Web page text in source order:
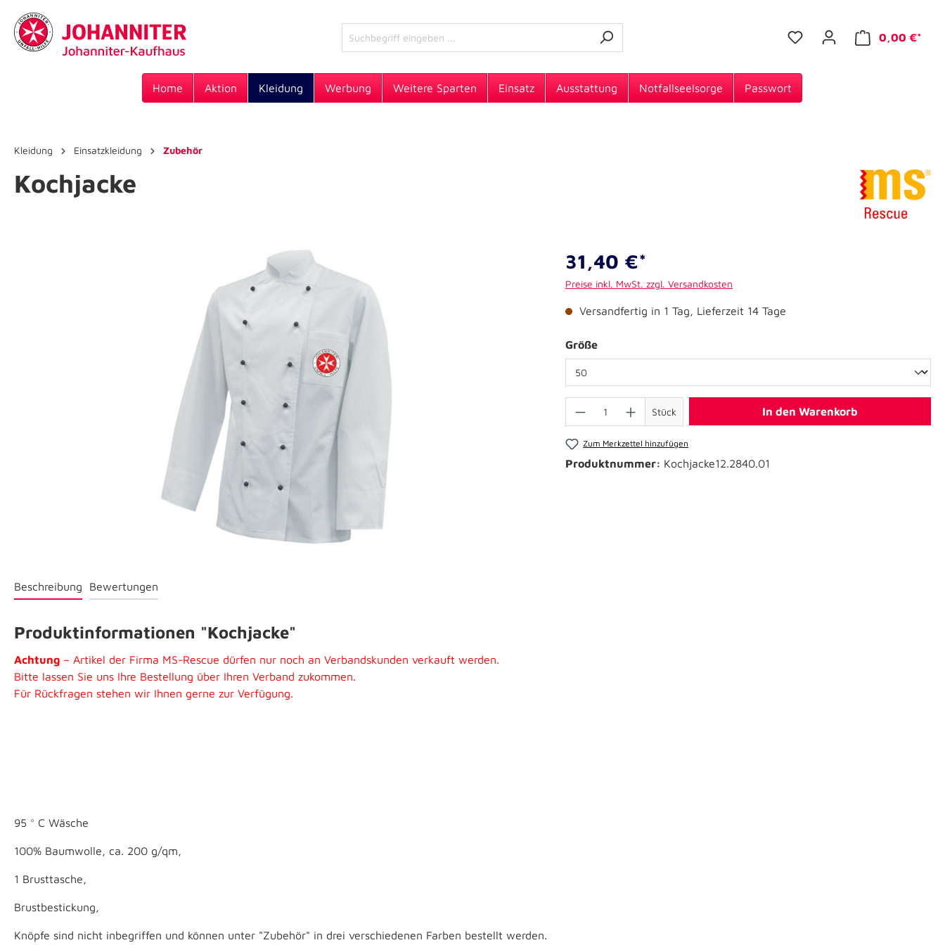
0,00 €*
Home Aktion Kleidung Werbung Weitere Sparten Einsatz Ausstattung Notfallseelsorge Passwort
Kleidung Einsatzkleidung Zubehör
Kochjacke
31,40 €*
Preise inkl. MwSt. zzgl. Versandkosten
Versandfertig in 1 Tag, Lieferzeit 14 Tage
Größe
Stück In den Warenkorb
Zum Merkzettel hinzufügen
Produktnummer: Kochjacke12.2840.01
Beschreibung Bewertungen
Produktinformationen "Kochjacke"
Achtung – Artikel der Firma MS-Rescue dürfen nur noch an Verbandskunden verkauft werden.
Bitte lassen Sie uns Ihre Bestellung über Ihren Verband zukommen.
Für Rückfragen stehen wir Ihnen gerne zur Verfügung.
95 ° C Wäsche
100% Baumwolle, ca. 200 g/qm,
1 Brusttasche,
Brustbestickung,
Knöpfe sind nicht inbegriffen und können unter "Zubehör" in drei verschiedenen Farben bestellt werden.